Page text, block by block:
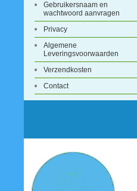
Gebruikersnaam en
wachtwoord aanvragen
Privacy
Algemene
Leveringsvoorwaarden
Verzendkosten
Contact